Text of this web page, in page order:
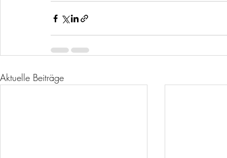
Aktuelle Beiträge